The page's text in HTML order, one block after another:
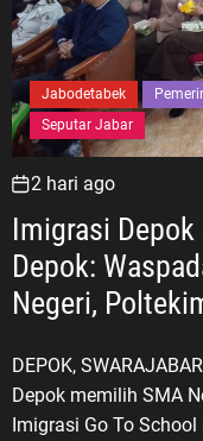
Jabodetabek
Seputar Jabar
2 hari ago
Imigrasi Depok
Depok:
DEPOK,
Depok memilih SMA
Imigrasi Go To